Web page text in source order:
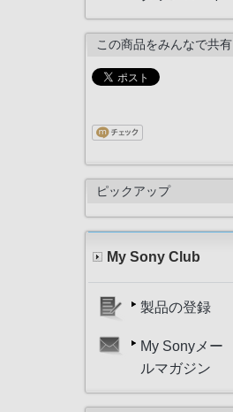
この商品をみんなで共有
ピックアップ
My Sony Club
製品の登録
My Sonyメー
ルマガジン